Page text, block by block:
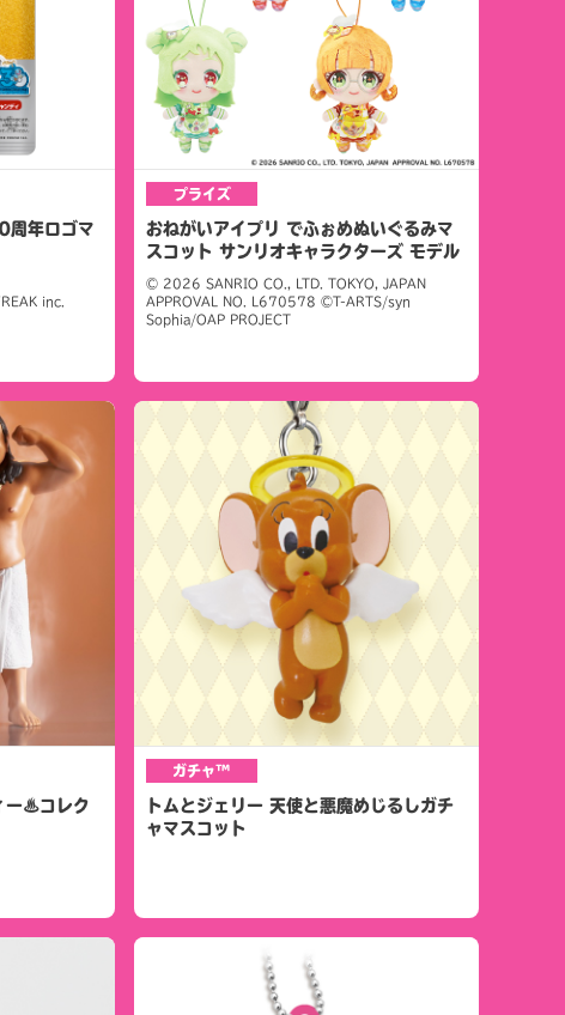
年ロゴマ
inc.
プライズ
おねがいアイプリ でふぉめぬいぐるみマ
スコット サンリオキャラクターズ モデル
© 2026 SANRIO CO., LTD. TOKYO, JAPAN
APPROVAL NO. L670578 ©T-ARTS/syn
Sophia/OAP PROJECT
ー♨コレク
ガチャ™
トムとジェリー 天使と悪魔めじるしガチ
ャマスコット